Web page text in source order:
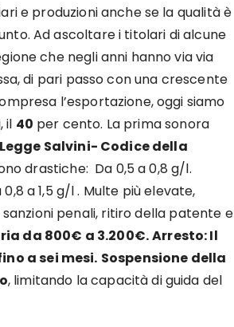
e produzioni anche se la qualità è
Ad ascoltare i titolari di alcune
che negli anni hanno via via
di pari passo con una crescente
l’esportazione, oggi siamo
il 40 per cento. La prima sonora
Legge Salvini- Codice della
drastiche: Da 0,5 a 0,8 g/l.
a 1,5 g/l . Multe più elevate,
penali, ritiro della patente e
da 800€ a 3.200€.Arresto: Il
a sei mesi. Sospensione della
, limitando la capacità di guida del